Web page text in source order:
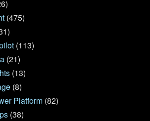
(475)
(113)
(21)
(13)
(8)
Platform (82)
(38)